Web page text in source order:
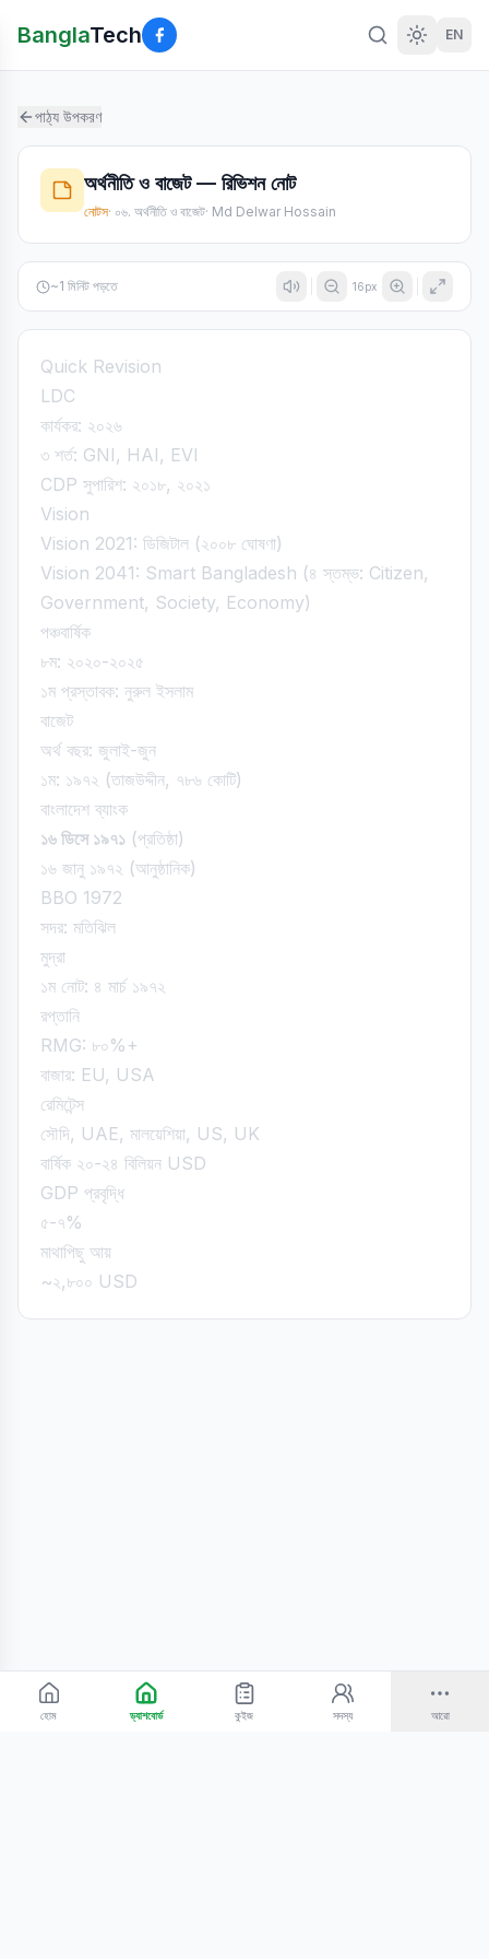
BanglaTech EN
পাঠ্য উপকরণ
অর্থনীতি ও বাজেট — রিভিশন নোট
নোটস· ০৬. অর্থনীতি ও বাজেট· Md Delwar Hossain
~1 মিনিট পড়তে 16px
Quick Revision
LDC
কার্যকর: ২০২৬
৩ শর্ত: GNI, HAI, EVI
CDP সুপারিশ: ২০১৮, ২০২১
Vision
Vision 2021: ডিজিটাল (২০০৮ ঘোষণা)
Vision 2041: Smart Bangladesh (৪ স্তম্ভ: Citizen,
Government, Society, Economy)
পঞ্চবার্ষিক
৮ম: ২০২০-২০২৫
১ম প্রস্তাবক: নুরুল ইসলাম
বাজেট
অর্থ বছর: জুলাই-জুন
১ম: ১৯৭২ (তাজউদ্দীন, ৭৮৬ কোটি)
বাংলাদেশ ব্যাংক
১৬ ডিসে ১৯৭১ (প্রতিষ্ঠা)
১৬ জানু ১৯৭২ (আনুষ্ঠানিক)
BBO 1972
সদর: মতিঝিল
মুদ্রা
১ম নোট: ৪ মার্চ ১৯৭২
রপ্তানি
RMG: ৮০%+
বাজার: EU, USA
রেমিটেন্স
সৌদি, UAE, মালয়েশিয়া, US, UK
বার্ষিক ২০-২৪ বিলিয়ন USD
GDP প্রবৃদ্ধি
৫-৭%
মাথাপিছু আয়
~২,৮০০ USD
হোম ড্যাশবোর্ড কুইজ সদস্য আরো